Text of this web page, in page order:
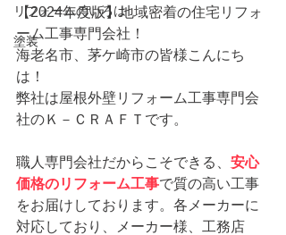
リフォームのいろは
塗装
【2024年度版】地域密着の住宅リフォ
ーム工事専門会社！
海老名市、茅ケ崎市の皆様こんにち
は！
弊社は屋根外壁リフォーム工事専門会
社のＫ－ＣＲＡＦＴです。
職人専門会社だからこそできる、 安心
価格のリフォーム工事で質の高い工事
をお届けしております。各メーカーに
対応しており、メーカー様、工務店